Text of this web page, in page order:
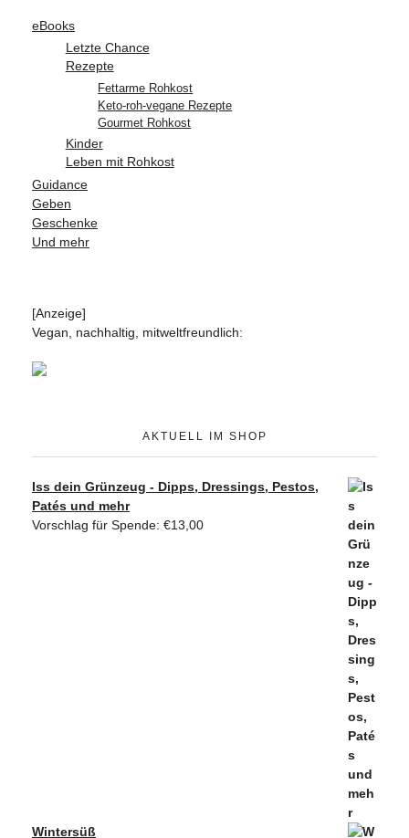
eBooks
Letzte Chance
Rezepte
Fettarme Rohkost
Keto-roh-vegane Rezepte
Gourmet Rohkost
Kinder
Leben mit Rohkost
Guidance
Geben
Geschenke
Und mehr
[Anzeige]
Vegan, nachhaltig, mitweltfreundlich:
AKTUELL IM SHOP
Iss dein Grünzeug - Dipps, Dressings, Pestos,
Patés und mehr
Vorschlag für Spende: €13,00
Wintersüß